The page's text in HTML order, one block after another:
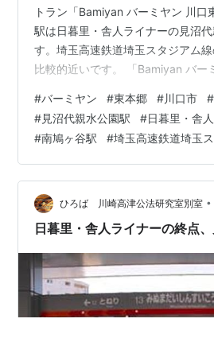
トラン「Bamiyan バーミヤン 川口
駅は日暮里・舎人ライナーの見沼
す。埼玉高速鉄道埼玉スタジアム
比較的近いです。 「Bamiyan バー
ごの屋」があります。
morigen1.hatenablog.com 川口方
楽亭」で食べることが多かったので
きており新しいお店を探している
morigen1.hatenablog.…
#バーミヤン #東本郷 #川口市 #
#見沼代親水公園駅 #日暮里・舎
#南鳩ヶ谷駅 #埼玉高速鉄道埼玉
ひろば 川崎高津公法研究室別室 •
日暮里・舎人ライナーの終点